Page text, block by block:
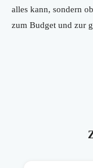
alles kann, sondern
zum Budget und zur